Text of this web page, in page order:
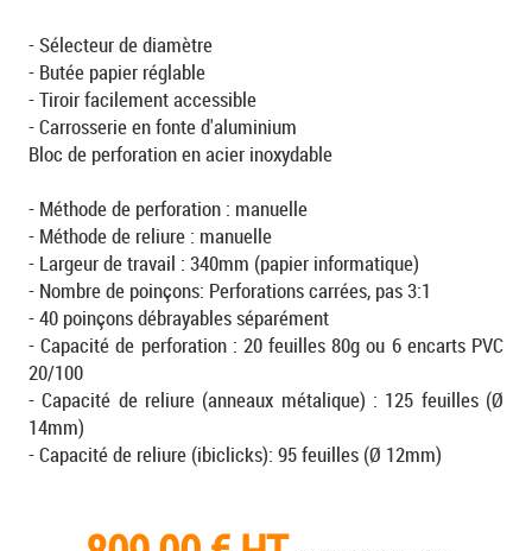
- Sélecteur de diamètre
- Butée papier réglable
- Tiroir facilement accessible
- Carrosserie en fonte d'aluminium
Bloc de perforation en acier inoxydable
- Méthode de perforation : manuelle
- Méthode de reliure : manuelle
- Largeur de travail : 340mm (papier informatique)
- Nombre de poinçons: Perforations carrées, pas 3:1
- 40 poinçons débrayables séparément
- Capacité de perforation : 20 feuilles 80g ou 6 encarts PVC
20/100
- Capacité de reliure (anneaux métalique) : 125 feuilles (Ø
14mm)
- Capacité de reliure (ibiclicks): 95 feuilles (Ø 12mm)